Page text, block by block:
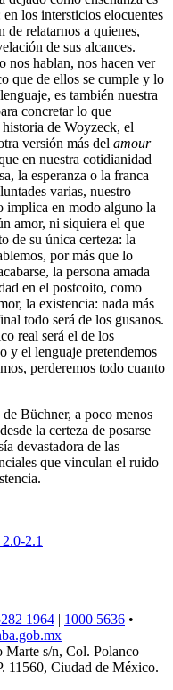
los intersticios elocuentes
de relatarnos a quienes,
de sus alcances.
nos hablan, nos hacen ver
que de ellos se cumple y lo
es también nuestra
concretar lo que
de Woyzeck, el
versión más del amour
en nuestra cotidianidad
la esperanza o la franca
varias, nuestro
implica en modo alguno la
amor, ni siquiera el que
de su única certeza: la
por más que lo
la persona amada
en el postcoito, como
la existencia: nada más
todo será de los gusanos.
real será el de los
y el lenguaje pretendemos
perderemos todo cuanto
Büchner, a poco menos
la certeza de posarse
devastadora de las
que vinculan el ruido
2.1
1964 | 1000 5636 •
Marte s/n, Col. Polanco
11560, Ciudad de México.